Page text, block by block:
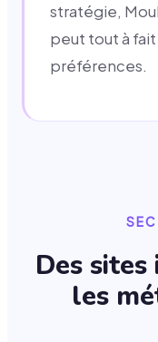
stratégie,
peut tout à
préférences.
Des
les